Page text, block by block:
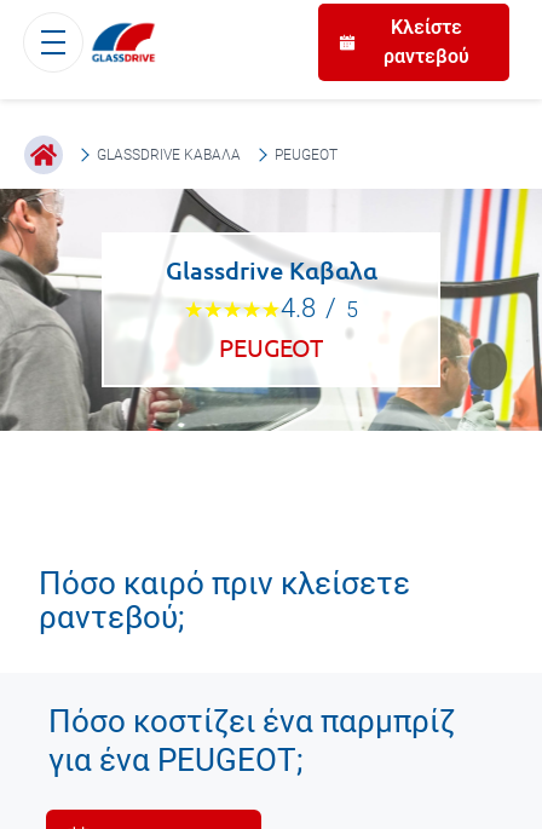
Κλείστε
ραντεβού
GLASSDRIVE ΚΑΒΑΛΑ PEUGEOT
Glassdrive Καβαλα
4.8 / 5
PEUGEOT
Πόσο καιρό πριν κλείσετε
ραντεβού;
Πόσο κοστίζει ένα παρμπρίζ
για ένα PEUGEOT;